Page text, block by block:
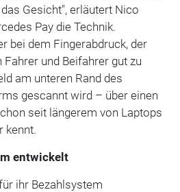
Gesicht", erläutert Nico
Pay die Technik.
bei dem Fingerabdruck, der
und Beifahrer gut zu
am unteren Rand des
gescannt wird – über einen
seit längerem von Laptops
kennt.
entwickelt
ihr Bezahlsystem